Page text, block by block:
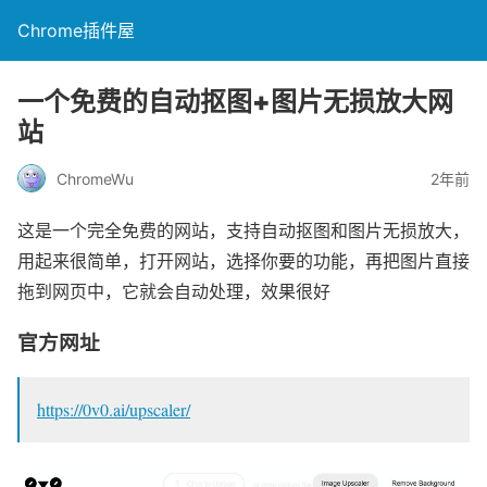
Chrome插件屋
一个免费的自动抠图+图片无损放大网
站
ChromeWu 2年前
这是一个完全免费的网站，支持自动抠图和图片无损放大，
用起来很简单，打开网站，选择你要的功能，再把图片直接
拖到网页中，它就会自动处理，效果很好
官方网址
https://0v0.ai/upscaler/